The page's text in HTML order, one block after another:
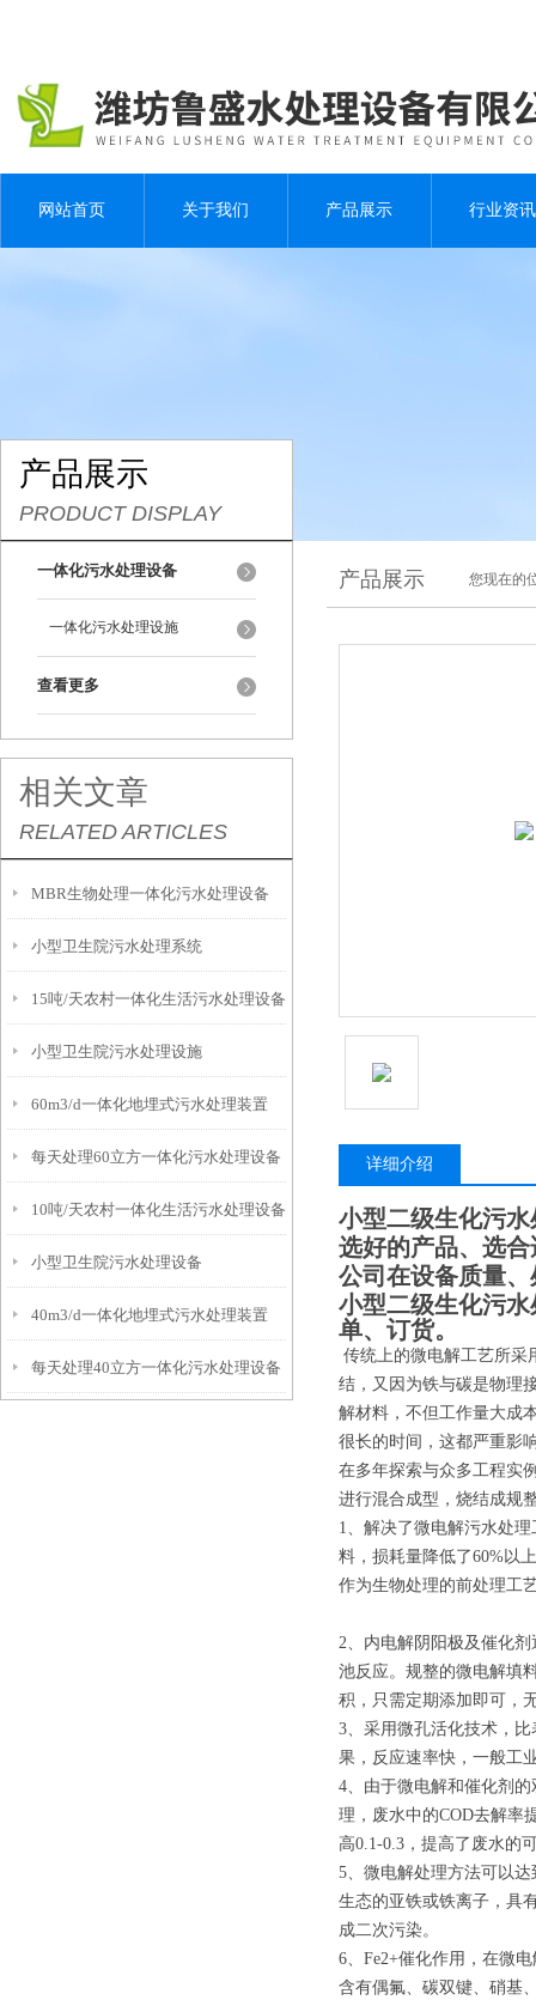
网站首页 关于我们 产品展示 行业资讯
产品展示
PRODUCT DISPLAY
一体化污水处理设备
一体化污水处理设施
查看更多
相关文章
RELATED ARTICLES
MBR生物处理一体化污水处理设备
小型卫生院污水处理系统
15吨/天农村一体化生活污水处理设备
小型卫生院污水处理设施
60m3/d一体化地埋式污水处理装置
每天处理60立方一体化污水处理设备
10吨/天农村一体化生活污水处理设备
小型卫生院污水处理设备
40m3/d一体化地埋式污水处理装置
每天处理40立方一体化污水处理设备
产品展示 您现在的
详细介绍
小型二级生化污
选好的产品、选
公司在设备质量
小型二级生化污
单、订货。
传统上的微电解工艺所采
结，又因为铁与碳是物理
解材料，不但工作量大成
很长的时间，这都严重影
在多年探索与众多工程实
进行混合成型，烧结成规
1、解决了微电解污水处
料，损耗量降低了60%以
作为生物处理的前处理工
2、内电解阴阳极及催化
池反应。规整的微电解填
积，只需定期添加即可，
3、采用微孔活化技术，
果，反应速率快，一般工
4、由于微电解和催化剂
理，废水中的COD去解率
高0.1-0.3，提高了废水的
5、微电解处理方法可以
生态的亚铁或铁离子，具
成二次污染。
6、Fe2+催化作用，在微
含有偶氟、碳双键、硝基